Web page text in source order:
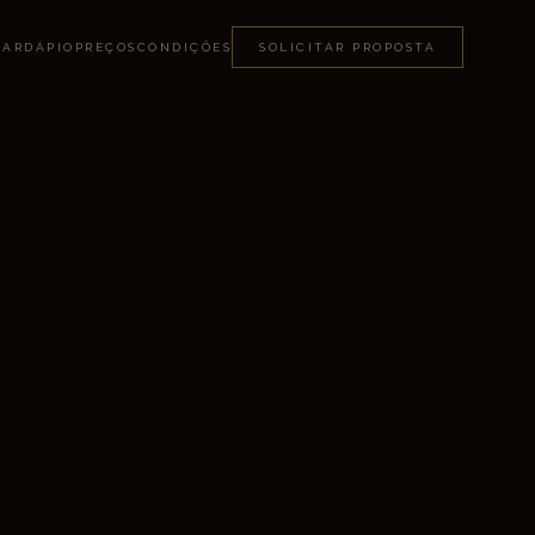
PREÇOS CONDIÇÕES SOLICITAR PROPOSTA